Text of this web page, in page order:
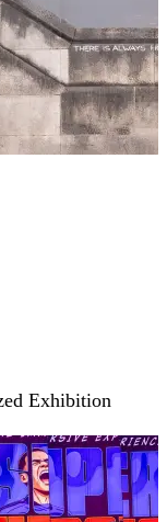
Exhibition